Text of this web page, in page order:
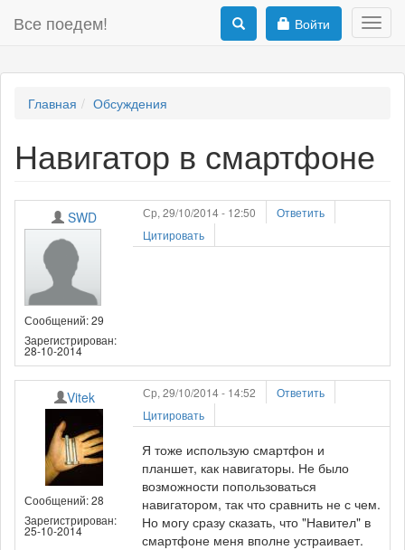
Все поедем! Войти
Главная Обсуждения
Навигатор в смартфоне
SWD
Сообщений: 29
Зарегистрирован:
28-10-2014
Ср, 29/10/2014 - 12:50
Ответить
Цитировать
Vitek
Сообщений: 28
Зарегистрирован:
25-10-2014
Ср, 29/10/2014 - 14:52
Ответить
Цитировать
Я тоже использую смартфон и
планшет, как навигаторы. Не было
возможности попользоваться
навигатором, так что сравнить не с чем.
Но могу сразу сказать, что "Навител" в
смартфоне меня вполне устраивает.